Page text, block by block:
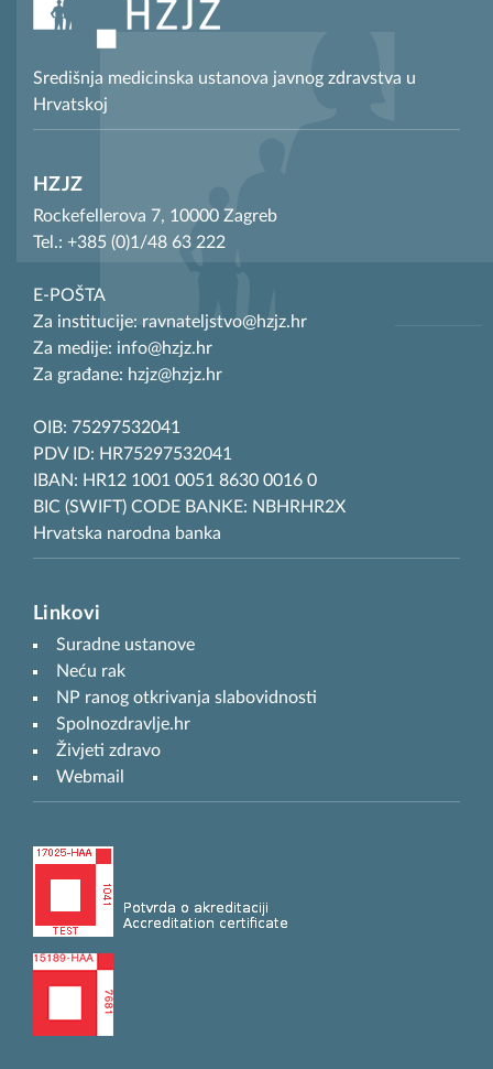
Središnja medicinska ustanova javnog zdravstva u
Hrvatskoj
HZJZ
Rockefellerova 7, 10000 Zagreb
Tel.: +385 (0)1/48 63 222
E-POŠTA
Za institucije: ravnateljstvo@hzjz.hr
Za medije: info@hzjz.hr
Za građane: hzjz@hzjz.hr
OIB: 75297532041
PDV ID: HR75297532041
IBAN: HR12 1001 0051 8630 0016 0
BIC (SWIFT) CODE BANKE: NBHRHR2X
Hrvatska narodna banka
Linkovi
Suradne ustanove
Neću rak
NP ranog otkrivanja slabovidnosti
Spolnozdravlje.hr
Živjeti zdravo
Webmail